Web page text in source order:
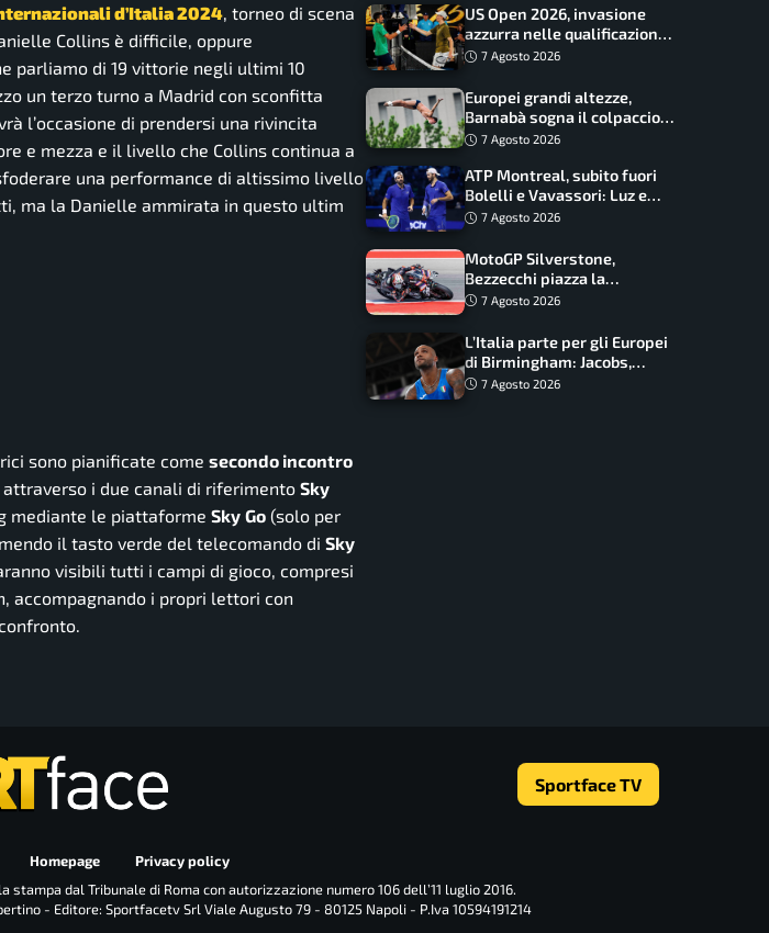
d’Italia 2024 , torneo di scena
Collins è difficile, oppure
parliamo di 19 vittorie negli ultimi 10
un terzo turno a Madrid con sconfitta
l’occasione di prendersi una rivincita
e mezza e il livello che Collins continua a
una performance di altissimo livello
ma la Danielle ammirata in questo ultim
sono pianificate come secondo incontro
i due canali di riferimento Sky
mediante le piattaforme Sky Go (solo per
il tasto verde del telecomando di Sky
visibili tutti i campi di gioco, compresi
accompagnando i propri lettori con
US Open 2026, invasione
azzurra nelle qualificazioni:
17 italiani a caccia del main
7 Agosto 2026
Europei grandi altezze,
Barnabà sogna il colpaccio:
è leader a metà gara, Baraldi
7 Agosto 2026
ATP Montreal, subito fuori
Bolelli e Vavassori: Luz e
Matos fermano gli azzurri
7 Agosto 2026
MotoGP Silverstone,
Bezzecchi piazza la
zampata: Aprilia domina,
7 Agosto 2026
L’Italia parte per gli Europei
di Birmingham: Jacobs,
Tamberi e Battocletti
7 Agosto 2026
Sportface TV
Homepage
Privacy policy
dal Tribunale di Roma con autorizzazione numero 106 dell’11 luglio 2016.
- Editore: Sportfacetv Srl Viale Augusto 79 - 80125 Napoli - P.Iva 10594191214